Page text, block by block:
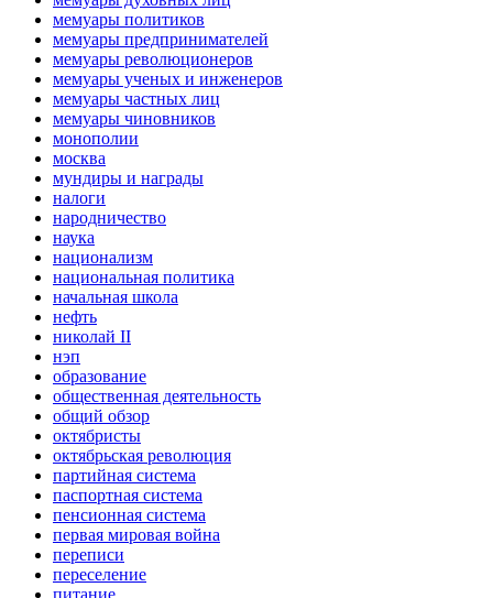
мемуары политиков
мемуары предпринимателей
мемуары революционеров
мемуары ученых и инженеров
мемуары частных лиц
мемуары чиновников
монополии
москва
мундиры и награды
налоги
народничество
наука
национализм
национальная политика
начальная школа
нефть
николай II
нэп
образование
общественная деятельность
общий обзор
октябристы
октябрьская революция
партийная система
паспортная система
пенсионная система
первая мировая война
переписи
переселение